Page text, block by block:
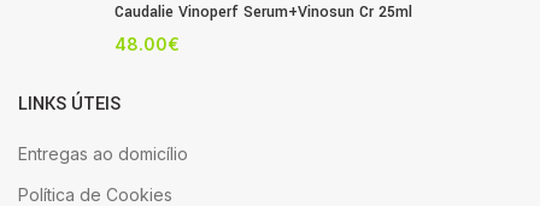
Caudalie Vinoperf Serum+Vinosun Cr 25ml
48.00€
LINKS ÚTEIS
Entregas ao domicílio
Política de Cookies